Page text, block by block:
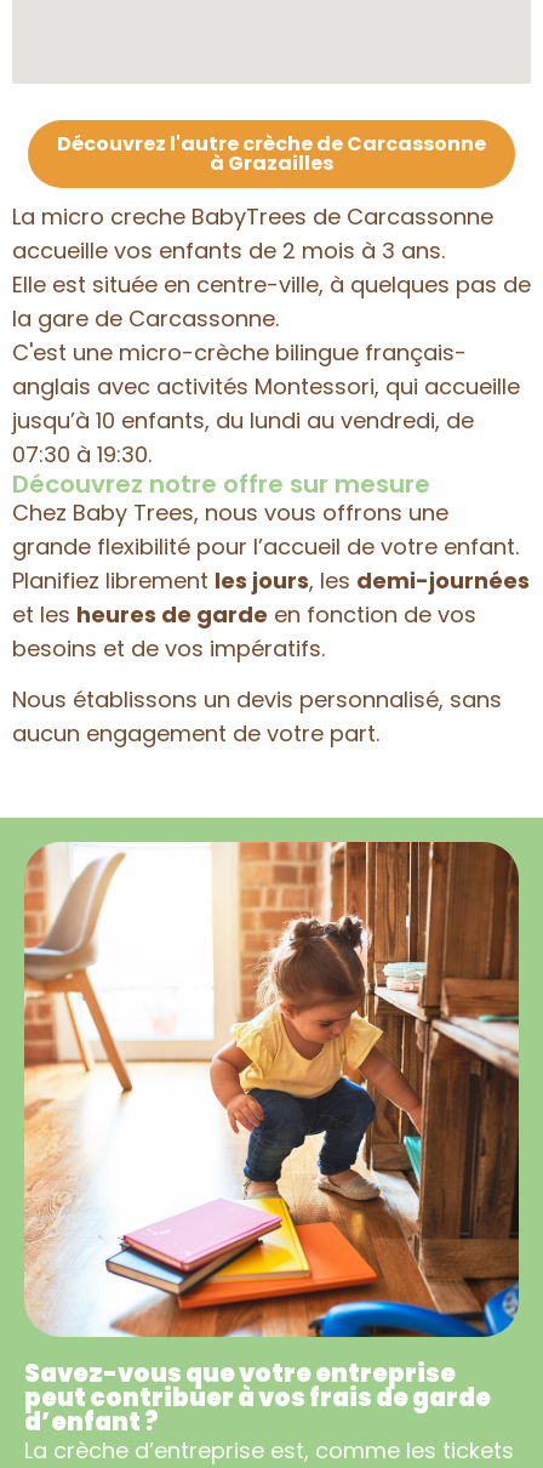
La micro creche BabyTrees de Carcassonne
accueille vos enfants de 2 mois à 3 ans.
Elle est située en centre-ville, à quelques pas de
la gare de Carcassonne.
C'est une micro-crèche bilingue français-
anglais avec activités Montessori, qui accueille
jusqu’à 10 enfants, du lundi au vendredi, de
07:30 à 19:30.
Découvrez notre offre sur mesure
Chez Baby Trees, nous vous offrons une
grande flexibilité pour l’accueil de votre enfant.
Planifiez librement les jours, les demi-journées
et les heures de garde en fonction de vos
besoins et de vos impératifs.
Nous établissons un devis personnalisé, sans
aucun engagement de votre part.
Découvrez l'autre crèche de Carcassonne
à Grazailles
Savez-vous que votre entreprise
peut contribuer à vos frais de garde
d’enfant ?
La crèche d’entreprise est, comme les tickets